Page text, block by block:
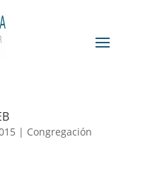
| Congregación